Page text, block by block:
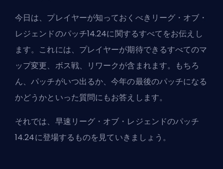
今日は、プレイヤーが知っておくべきリーグ・オブ・
レジェンドのパッチ14.24に関するすべてをお伝えし
ます。これには、プレイヤーが期待できるすべてのマ
ップ変更、ボス戦、リワークが含まれます。もちろ
ん、パッチがいつ出るか、今年の最後のパッチになる
かどうかといった質問にもお答えします。
それでは、早速リーグ・オブ・レジェンドのパッチ
14.24に登場するものを見ていきましょう。